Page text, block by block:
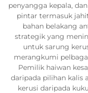
penyangga kepala,
pintar termasuk
bahan belakang
strategik yang
untuk sarung
merangkumi
Pemilik haiwan
daripada pilihan kalis
kerusi daripada